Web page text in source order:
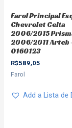
Farol Principal
Chevrolet Celta
2006/2015
2006/2011 Arteb
0160123
R$589,05
Farol
Add a Lista de